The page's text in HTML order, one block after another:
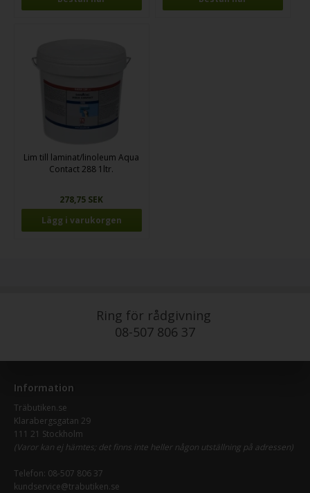
Lim till laminat/linoleum Aqua
Contact 288 1ltr.
278,75 SEK
Ring för rådgivning
08-507 806 37
Information
Träbutiken.se
Klarabergsgatan 29
111 21 Stockholm
(Varor kan ej hämtes; det finns inte heller någon utställning på adressen)
Telefon: 08-507 806 37
kundservice@trabutiken.se